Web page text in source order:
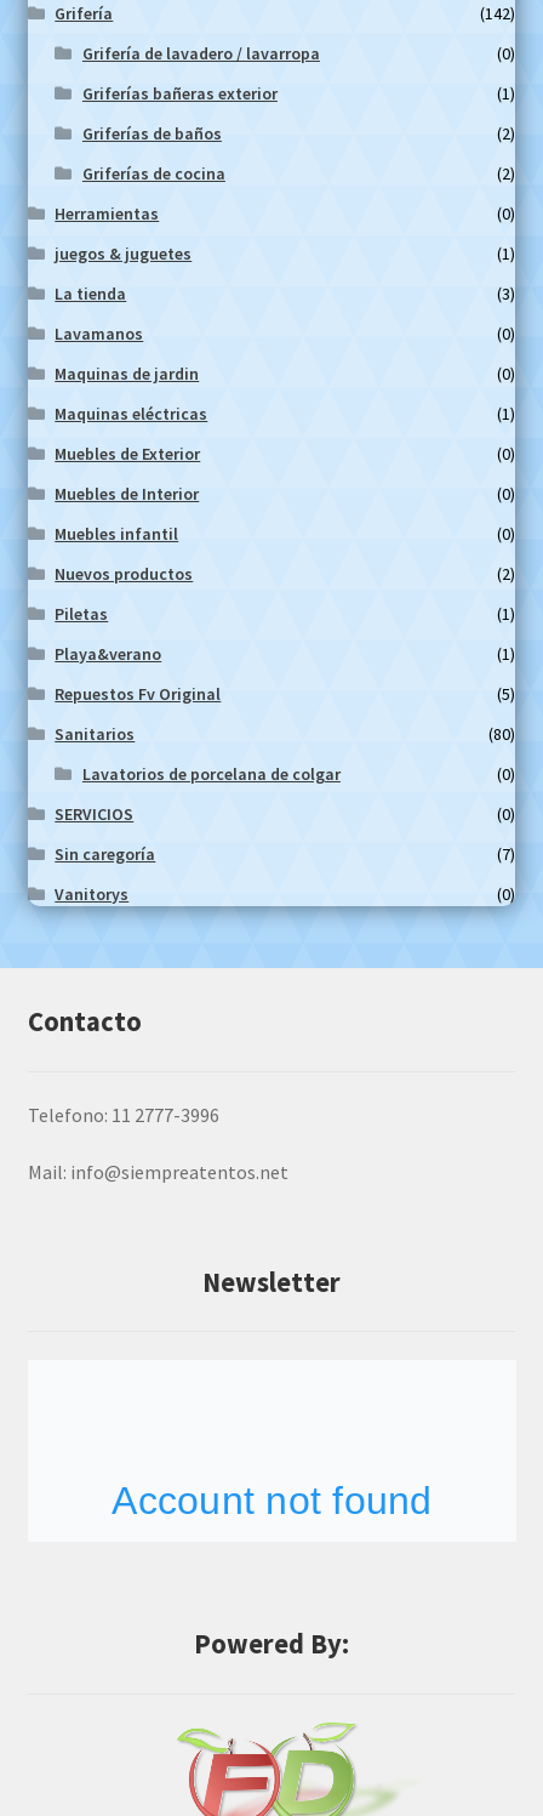
Grifería
(142)
Grifería de lavadero / lavarropa
(0)
Griferías bañeras exterior
(1)
Griferías de baños
(2)
Griferías de cocina
(2)
Herramientas
(0)
juegos & juguetes
(1)
La tienda
(3)
Lavamanos
(0)
Maquinas de jardin
(0)
Maquinas eléctricas
(1)
Muebles de Exterior
(0)
Muebles de Interior
(0)
Muebles infantil
(0)
Nuevos productos
(2)
Piletas
(1)
Playa&verano
(1)
Repuestos Fv Original
(5)
Sanitarios
(80)
Lavatorios de porcelana de colgar
(0)
SERVICIOS
(0)
Sin caregoría
(7)
Vanitorys
(0)
Contacto
Telefono: 11 2777-3996
Mail: info@siempreatentos.net
Newsletter
Powered By: